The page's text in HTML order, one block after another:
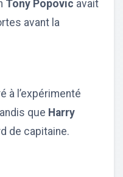
Tony Popovic avait
avant la
à l’expérimenté
que Harry
de capitaine.